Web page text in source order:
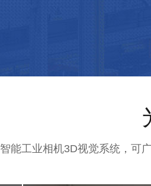
智能工业相机3D视觉系统，可